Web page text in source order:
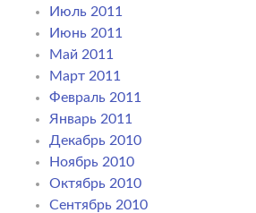
Июль 2011
Июнь 2011
Май 2011
Март 2011
Февраль 2011
Январь 2011
Декабрь 2010
Ноябрь 2010
Октябрь 2010
Сентябрь 2010